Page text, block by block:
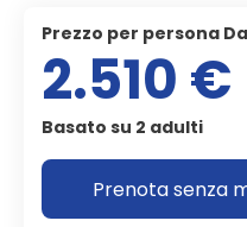
Prezzo per persona Da
2.510 €
Basato su 2 adulti
Prenota senza